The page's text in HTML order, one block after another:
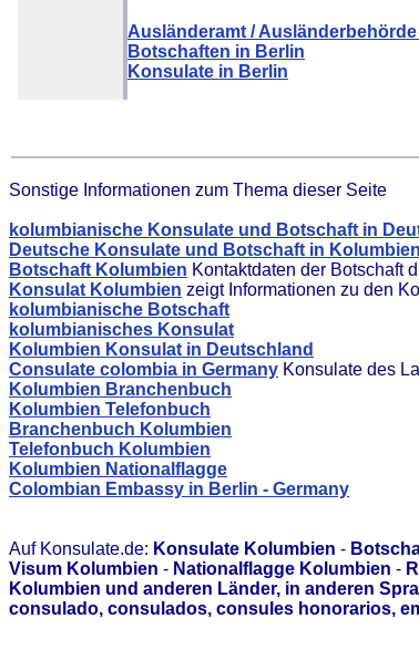
Ausländeramt /
Botschaften in Berlin
Konsulate in Berlin
Sonstige Informationen zum Thema dieser Seite
kolumbianische Konsulate und Botschaft in
Deutsche Konsulate und Botschaft in Kolumbien
Botschaft Kolumbien Kontaktdaten der Botschaft
Konsulat Kolumbien zeigt Informationen zu den
kolumbianische Botschaft
kolumbianisches Konsulat
Kolumbien Konsulat in Deutschland
Consulate colombia in Germany Konsulate des
Kolumbien Branchenbuch
Kolumbien Telefonbuch
Branchenbuch Kolumbien
Telefonbuch Kolumbien
Kolumbien Nationalflagge
Colombian Embassy in Berlin - Germany
Auf Konsulate.de: Konsulate Kolumbien -
Visum Kolumbien - Nationalflagge Kolumbien -
Kolumbien und anderen Länder, in anderen
consulado, consulados, consules honorarios,